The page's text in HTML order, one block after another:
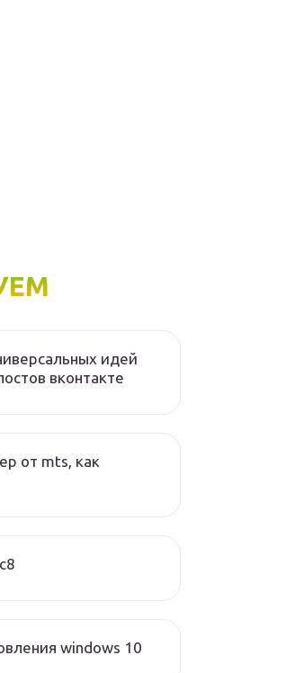
идей
вконтакте
от mts, как
windows 10